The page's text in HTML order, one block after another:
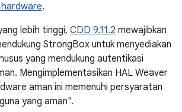
.
lebih tinggi, CDD 9.11.2 mewajibkan
StrongBox untuk menyediakan
yang mendukung autentikasi
Mengimplementasikan HAL Weaver
aman ini memenuhi persyaratan
yang aman".